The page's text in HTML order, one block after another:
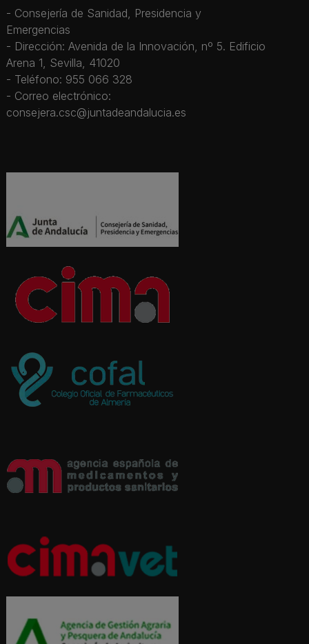
- Consejería de Sanidad, Presidencia y
Emergencias
- Dirección: Avenida de la Innovación, nº 5. Edificio
Arena 1, Sevilla, 41020
- Teléfono: 955 066 328
- Correo electrónico:
consejera.csc@juntadeandalucia.es